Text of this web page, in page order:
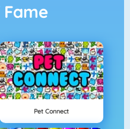
Fame
Pet Connect